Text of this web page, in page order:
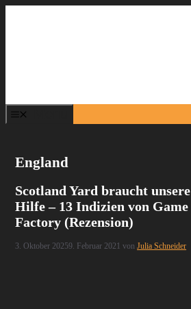
England
Scotland Yard braucht unsere
Hilfe – 13 Indizien von Game
Factory (Rezension)
3. Oktober 20259. Februar 2021 vonJulia Schneider